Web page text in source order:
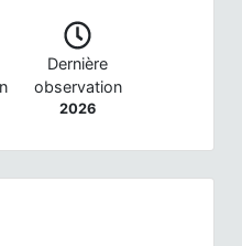
Dernière
observation
2026